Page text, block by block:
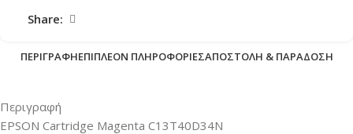
Share:
ΠΕΡΙΓΡΑΦΉΕΠΙΠΛΈΟΝ ΠΛΗΡΟΦΟΡΊΕΣΑΠΟΣΤΟΛΉ & ΠΑΡΆΔΟΣΗ
Περιγραφή
EPSON Cartridge Magenta C13T40D34N